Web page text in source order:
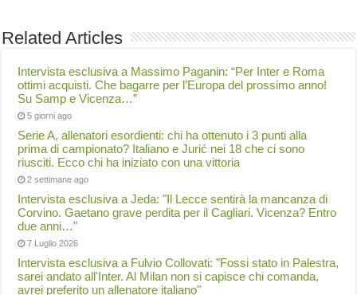
Related Articles
Intervista esclusiva a Massimo Paganin: “Per Inter e Roma
ottimi acquisti. Che bagarre per l’Europa del prossimo anno!
Su Samp e Vicenza…”
5 giorni ago
Serie A, allenatori esordienti: chi ha ottenuto i 3 punti alla
prima di campionato? Italiano e Jurić nei 18 che ci sono
riusciti. Ecco chi ha iniziato con una vittoria
2 settimane ago
Intervista esclusiva a Jeda: "Il Lecce sentirà la mancanza di
Corvino. Gaetano grave perdita per il Cagliari. Vicenza? Entro
due anni…"
7 Luglio 2026
Intervista esclusiva a Fulvio Collovati: "Fossi stato in Palestra,
sarei andato all'Inter. Al Milan non si capisce chi comanda,
avrei preferito un allenatore italiano"